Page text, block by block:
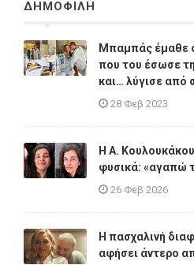
ΔΗΜΟΦΙΛΗ
Μπαμπάς έμαθε
που του έσωσε
και… λύγισε από
28 Φεβ 2023
Η A.
φυσικά: «αγαπώ
26 Φεβ 2026
Η πασχαλινή
αφήσει άντερο